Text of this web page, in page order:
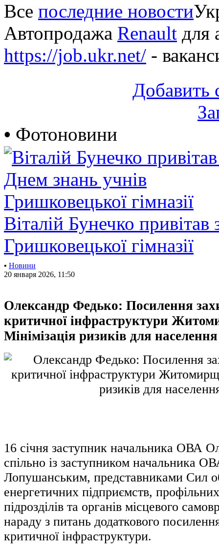
Все последние новости
Автопродажа Renault для
https://job.ukr.net/ -
Добавить
• Фотоновини
Віталій Бунечко
Гришковецької гімназії
• Новини
20 января 2026, 11:50
Олександр Федько: Посилення
критичної інфраструктури
Мінімізація ризиків для населення
16 січня заступник начальника ОВА
спільно із заступником начальника
Лопушанським, представниками Сил
енергетичних підприємств,
підрозділів та органів місцевого
нараду з питань додаткового
критичної інфраструктури.